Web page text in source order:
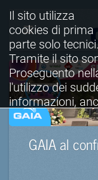
GAIA al
Il sito utilizza
cookies di prima
parte solo
Tramite il sito
Proseguento
l'utilizzo dei
informazioni,
è possibile
completa.
Visualizza